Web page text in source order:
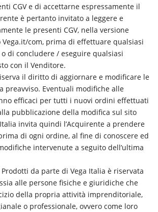
CGV e di accettarne espressamente il
è pertanto invitato a leggere e
le presenti CGV, nella versione
com, prima di effettuare qualsiasi
di concludere / eseguire qualsiasi
con il Venditore.
il diritto di aggiornare e modificare le
preavviso. Eventuali modifiche alle
efficaci per tutti i nuovi ordini effettuati
pubblicazione della modifica sul sito
invita quindi l’Acquirente a prendere
di ogni ordine, al fine di conoscere ed
intervenute a seguito dell’ultima
da parte di Vega Italia è riservata
alle persone fisiche e giuridiche che
della propria attività imprenditoriale,
o professionale, ovvero come loro